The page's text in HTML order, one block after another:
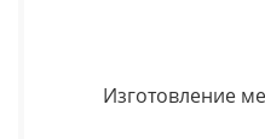
Изготовление